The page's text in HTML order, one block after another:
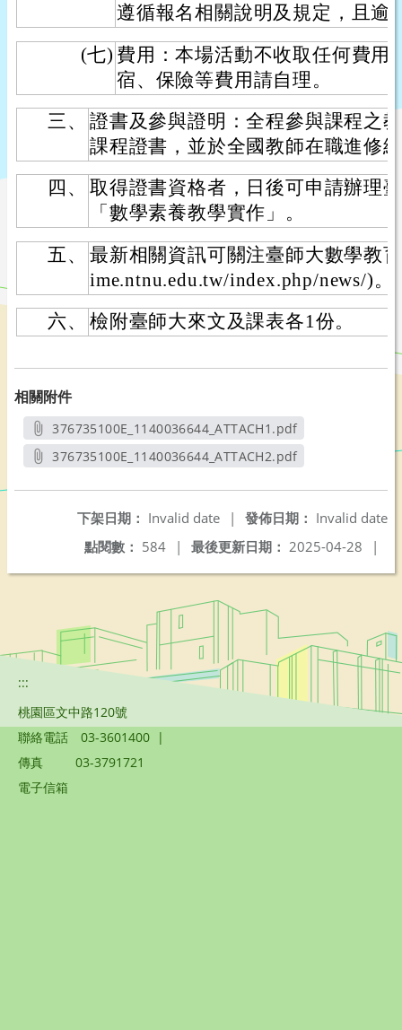
遵循報名相關說明及規定，且逾
(七) 費用：本場活動不收取任何費用
宿、保險等費用請自理。
三、
證書及參與證明：全程參與課程之
課程證書，並於全國教師在職進修
四、
取得證書資格者，日後可申請辦理
「數學素養教學實作」。
五、
最新相關資訊可關注臺師大數學教
ime.ntnu.edu.tw/index.php/news/)。
六、
檢附臺師大來文及課表各1份。
相關附件
376735100E_1140036644_ATTACH1.pdf
另開新視窗
376735100E_1140036644_ATTACH2.pdf
發佈日期： Invalid date
下架日期： Invalid date
|
最後更新日期： 2025-04-28 |
點閱數： 584 |
:::
桃園區文中路120號
聯絡電話
03-3601400 |
傳真
03-3791721
電子信箱